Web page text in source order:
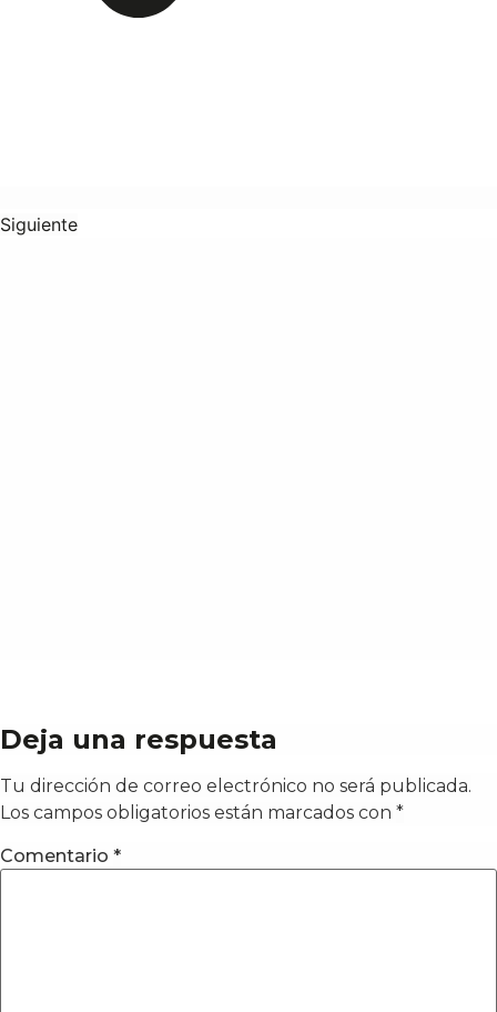
Siguiente
Deja una respuesta
Tu dirección de correo electrónico no será publicada.
Los campos obligatorios están marcados con *
Comentario *